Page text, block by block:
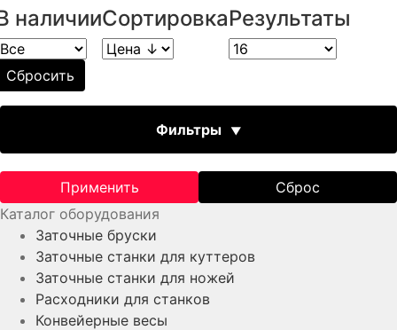
наличииСортировкаРезультаты
Сбросить
Фильтры
Электроподключение
Применить
Сброс
Каталог оборудования
Заточные бруски
Заточные станки для куттеров
Заточные станки для ножей
Расходники для станков
Конвейерные весы